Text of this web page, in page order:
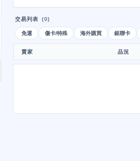
交易列表 (0)
免運 傷卡/特殊 海外購買 銀聯卡
賣家 品況